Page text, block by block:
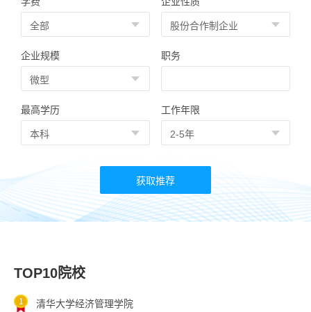
企业规模 职务
最高学历 工作年限
TOP10院校
清华大学经济管理学院